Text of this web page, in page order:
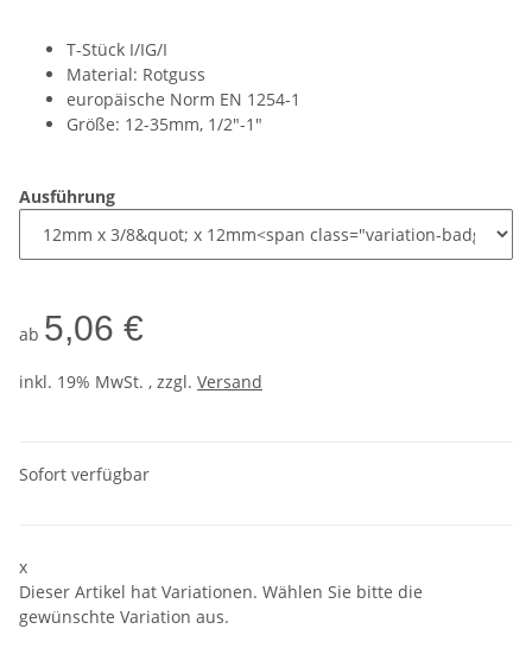
T-Stück I/IG/I
Material: Rotguss
europäische Norm EN 1254-1
Größe: 12-35mm, 1/2"-1"
Ausführung
ab 5,06 €
inkl. 19% MwSt. , zzgl. Versand
Sofort verfügbar
x
Dieser Artikel hat Variationen. Wählen Sie bitte die
gewünschte Variation aus.